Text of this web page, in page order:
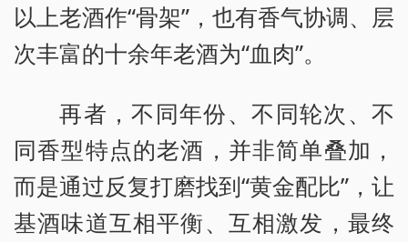
以上老酒作“骨架”，也有香气协调、层
次丰富的十余年老酒为“血肉”。
再者，不同年份、不同轮次、不
同香型特点的老酒，并非简单叠加，
而是通过反复打磨找到“黄金配比”，让
基酒味道互相平衡、互相激发，最终